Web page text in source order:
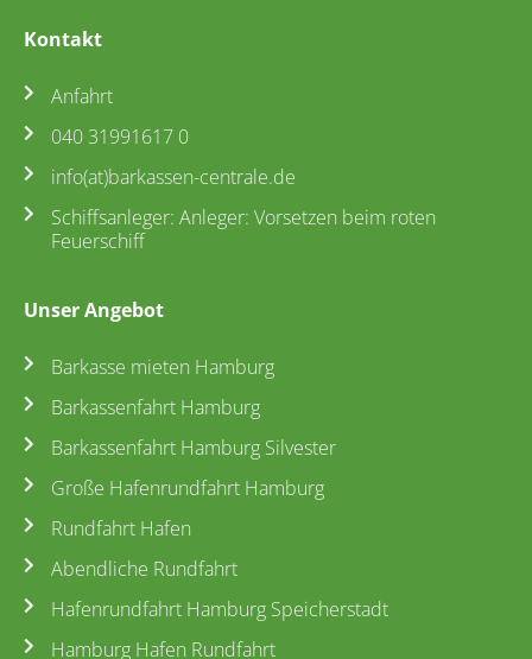
Kontakt
Anfahrt
040 31991617 0
info(at)barkassen-centrale.de
Schiffsanleger: Anleger: Vorsetzen beim roten
Feuerschiff
Unser Angebot
Barkasse mieten Hamburg
Barkassenfahrt Hamburg
Barkassenfahrt Hamburg Silvester
Große Hafenrundfahrt Hamburg
Rundfahrt Hafen
Abendliche Rundfahrt
Hafenrundfahrt Hamburg Speicherstadt
Hamburg Hafen Rundfahrt